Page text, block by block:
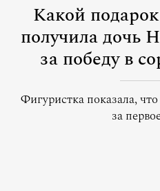
Какой
получила дочь
за победу в
Фигуристка показала,
за